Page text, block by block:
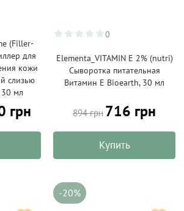
(Filler-
для
кожи
слизью
мл
грн
0
Elementa_VITAMIN E 2% (nutri)
Сыворотка питательная
Витамин Е Bioearth, 30 мл
894 грн 716 грн
Купить
-20%